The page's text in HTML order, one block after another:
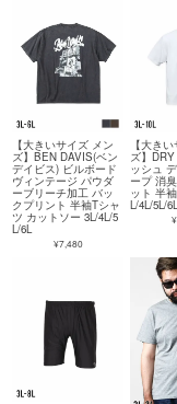
【大きいサイズ メン
ズ】BEN DAVIS(ベン
デイビス) ビルボード
ヴィンテージ パウダ
ーブリーチ加工 バッ
クプリント 半袖Tシャ
ツ カットソー 3L/4L/5
L/6L
¥7,480
【大き
ズ】
ッシュ
ープ 消
ット 半
L/4L/5L/